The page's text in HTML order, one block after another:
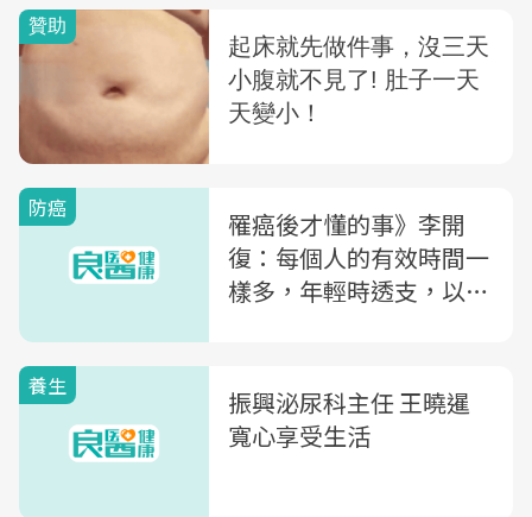
防癌
罹癌後才懂的事》李開
復：每個人的有效時間一
樣多，年輕時透支，以後
養生
振興泌尿科主任 王曉暹
寬心享受生活